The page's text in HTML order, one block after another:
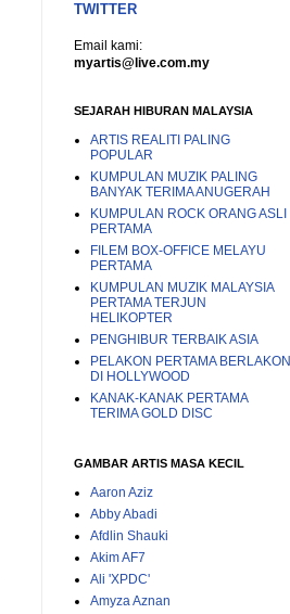
TWITTER
Email kami:
myartis@live.com.my
SEJARAH HIBURAN MALAYSIA
ARTIS REALITI PALING
POPULAR
KUMPULAN MUZIK PALING
BANYAK TERIMA ANUGERAH
KUMPULAN ROCK ORANG ASLI
PERTAMA
FILEM BOX-OFFICE MELAYU
PERTAMA
KUMPULAN MUZIK MALAYSIA
PERTAMA TERJUN
HELIKOPTER
PENGHIBUR TERBAIK ASIA
PELAKON PERTAMA BERLAKON
DI HOLLYWOOD
KANAK-KANAK PERTAMA
TERIMA GOLD DISC
GAMBAR ARTIS MASA KECIL
Aaron Aziz
Abby Abadi
Afdlin Shauki
Akim AF7
Ali 'XPDC'
Amyza Aznan